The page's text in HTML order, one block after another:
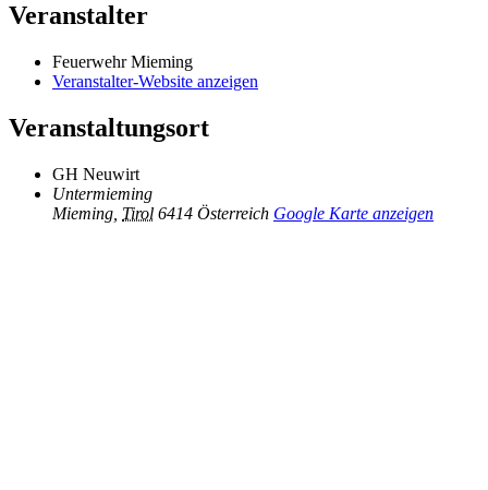
Veranstalter
Feuerwehr Mieming
Veranstalter-Website anzeigen
Veranstaltungsort
GH Neuwirt
Untermieming
Mieming Tirol 6414 Österreich Google Karte anzeigen